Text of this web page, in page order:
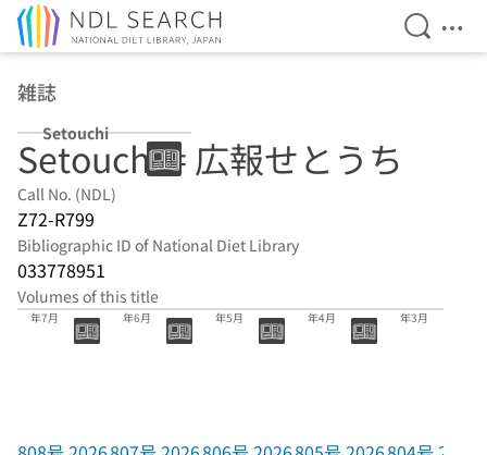
Open
雑誌
Setouchi
Setouchi = 広報せとうち
Call No. (NDL)
Z72-R799
Bibliographic ID of National Diet Library
033778951
Volumes of this title
808号 2026
年7月
807号 2026
年6月
年5月
年4月
年3月